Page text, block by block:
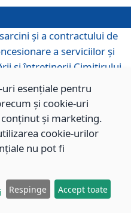
şi a contractului de
a serviciilor şi
şi întreţinerii Cimitirului
Anghel nr. 19.
H.C.L. nr. 446/2013,
pentru
esențiale pentru
și cookie-uri
și marketing.
cookie-urilor
nu pot fi
Respinge Accept toate